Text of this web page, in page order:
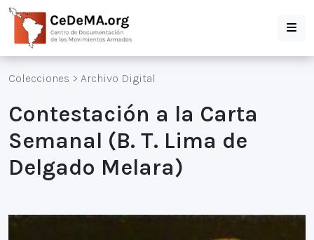
Colecciones > Archivo Digital
Contestación a la Carta
Semanal (B. T. Lima de
Delgado Melara)